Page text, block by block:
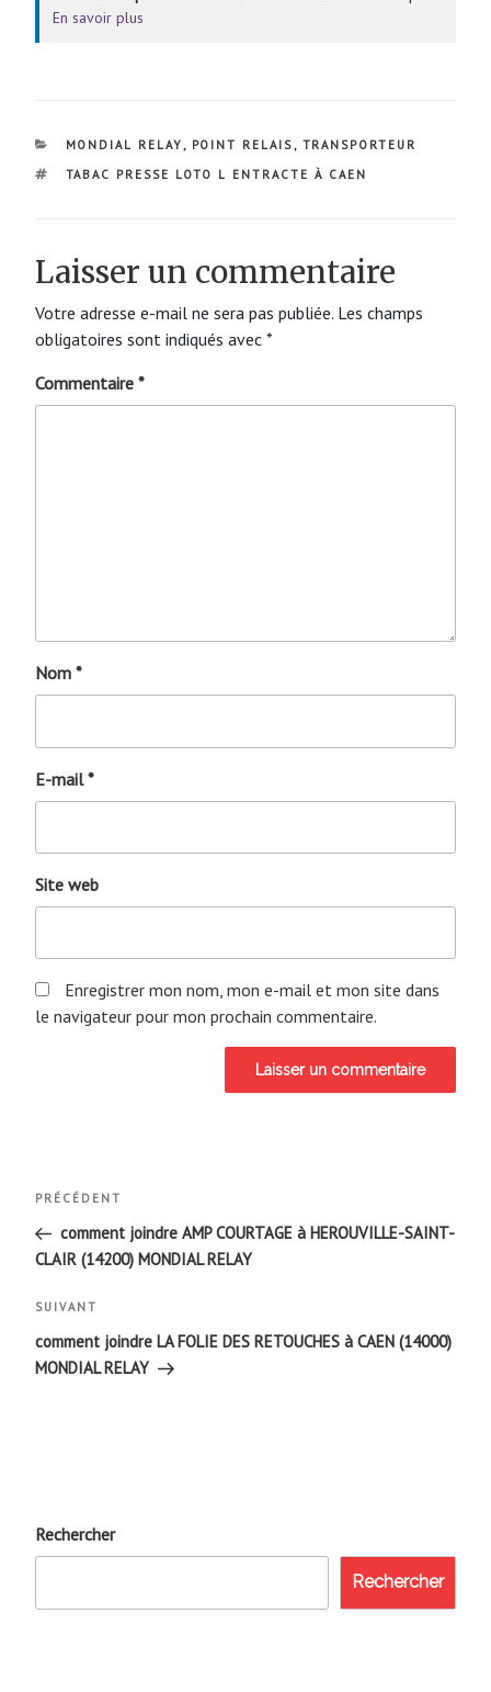
En savoir plus
CATÉGORIES
MONDIAL RELAY , POINT RELAIS , TRANSPORTEUR
ÉTIQUETTES
TABAC PRESSE LOTO L ENTRACTE À CAEN
Laisser un commentaire
Votre adresse e-mail ne sera pas publiée. Les champs
obligatoires sont indiqués avec *
Commentaire *
Nom *
E-mail*
Site web
Enregistrer mon nom, mon e-mail et mon site dans
le navigateur pour mon prochain commentaire.
Navigation
de
l’article
Article
précédent
PRÉCÉDENT
comment joindre AMP COURTAGE à HEROUVILLE-SAINT-
CLAIR (14200) MONDIAL RELAY
Article
suivant
SUIVANT
comment joindre LA FOLIE DES RETOUCHES à CAEN (14000)
MONDIAL RELAY
Rechercher
Rechercher